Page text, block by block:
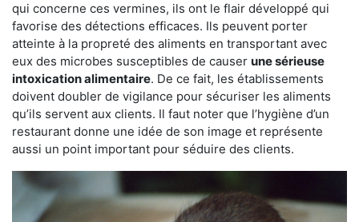
qui concerne ces vermines, ils ont le flair développé qui
favorise des détections efficaces. Ils peuvent porter
atteinte à la propreté des aliments en transportant avec
eux des microbes susceptibles de causer une sérieuse
intoxication alimentaire. De ce fait, les établissements
doivent doubler de vigilance pour sécuriser les aliments
qu’ils servent aux clients. Il faut noter que l’hygiène d’un
restaurant donne une idée de son image et représente
aussi un point important pour séduire des clients.